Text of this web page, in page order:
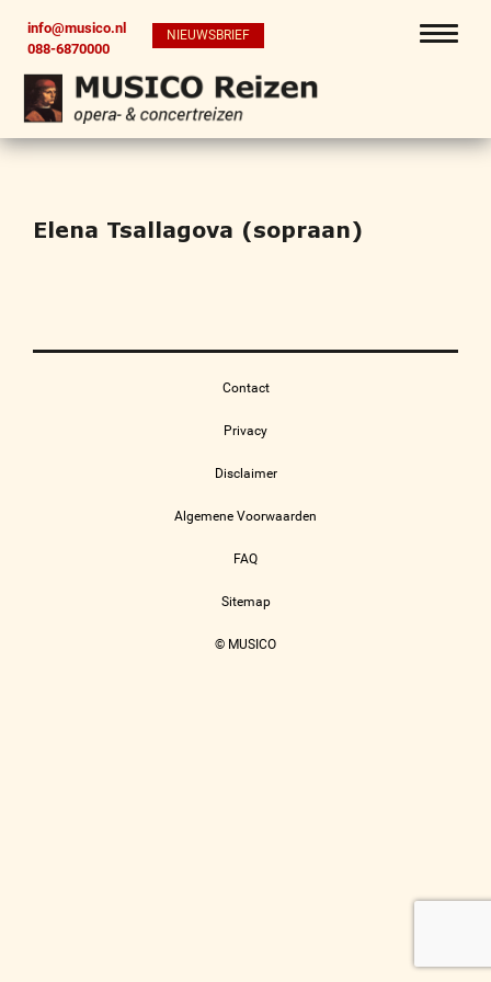
info@musico.nl
088-6870000
NIEUWSBRIEF
Elena Tsallagova (sopraan)
Contact
Privacy
Disclaimer
Algemene Voorwaarden
FAQ
Sitemap
© MUSICO